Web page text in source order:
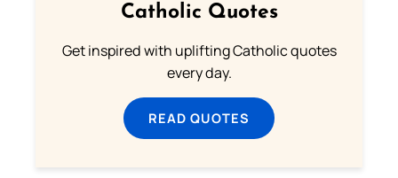
Catholic Quotes
Get inspired with uplifting Catholic quotes
every day.
READ QUOTES